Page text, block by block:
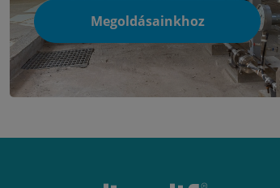
Megoldásainkhoz